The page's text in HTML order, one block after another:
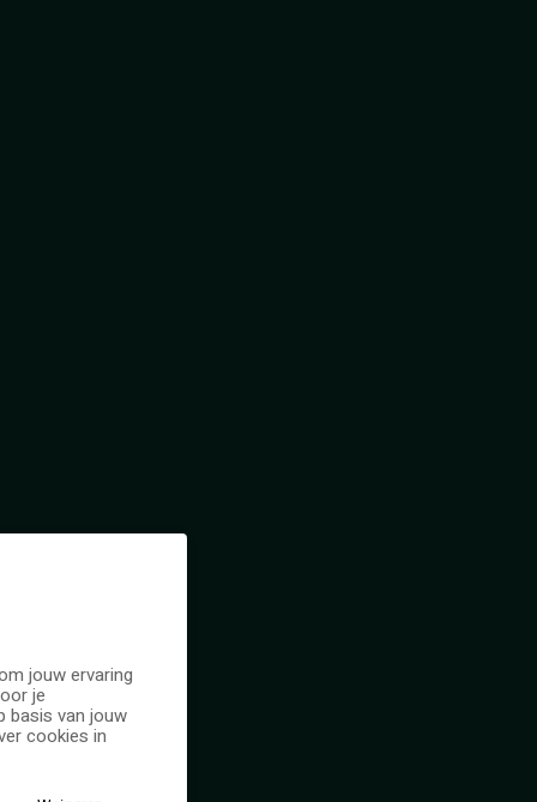
jouw ervaring
je
basis van jouw
cookies in